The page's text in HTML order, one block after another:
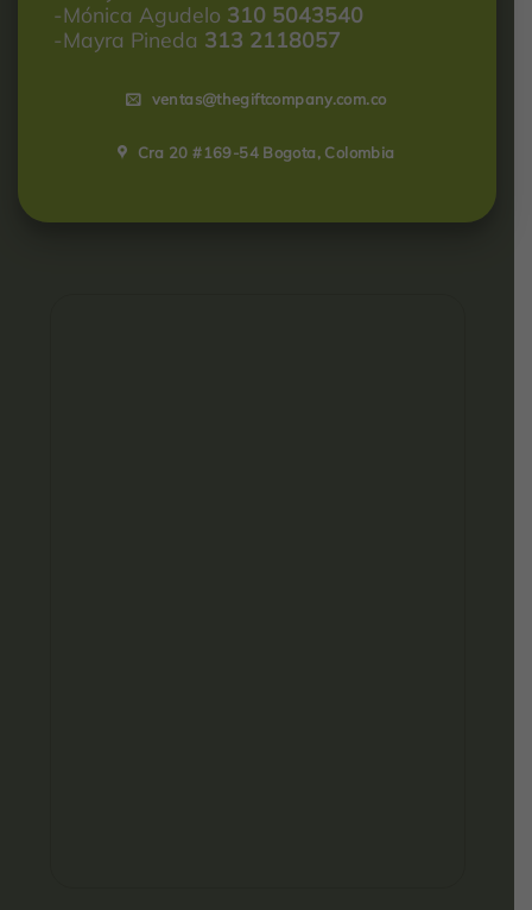
-Mónica Agudelo 310 5043540
-Mayra Pineda 313 2118057
ventas@thegiftcompany.com.co
Cra 20 #169-54 Bogota, Colombia